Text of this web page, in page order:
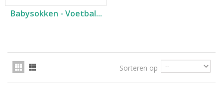
Babysokken - Voetbal...
Sorteren op